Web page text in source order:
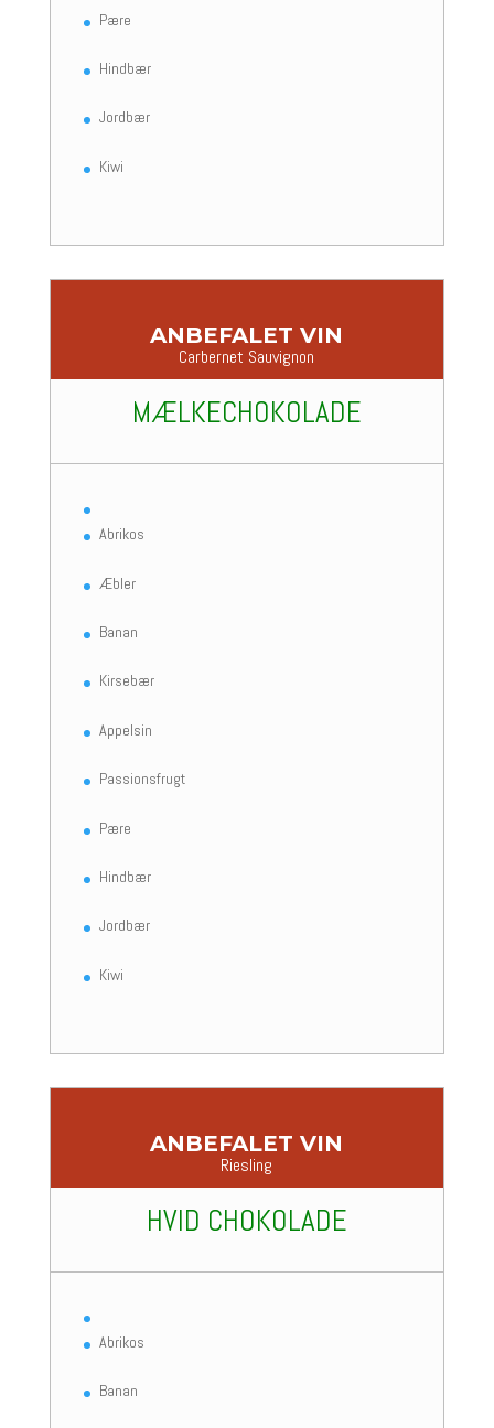
Pære
Hindbær
Jordbær
Kiwi
ANBEFALET VIN
Carbernet Sauvignon
MÆLKECHOKOLADE
Abrikos
Æbler
Banan
Kirsebær
Appelsin
Passionsfrugt
Pære
Hindbær
Jordbær
Kiwi
ANBEFALET VIN
Riesling
HVID CHOKOLADE
Abrikos
Banan